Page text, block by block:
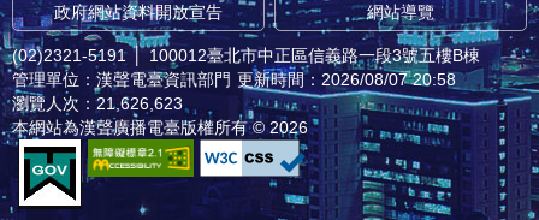
政府網站資料開放宣告 網站導覽
(02)2321-5191 │ 100012臺北市中正區信義路一段3號五樓B棟
管理單位：漢聲電臺資訊部門 更新時間：2026/08/07 20:58
瀏覽人次：21,626,623
本網站為漢聲廣播電臺版權所有 © 2026